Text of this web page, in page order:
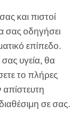
και πιστοί
σας οδηγήσει
επίπεδο.
υγεία, θα
το πλήρες
απίστευτη
σε σας.